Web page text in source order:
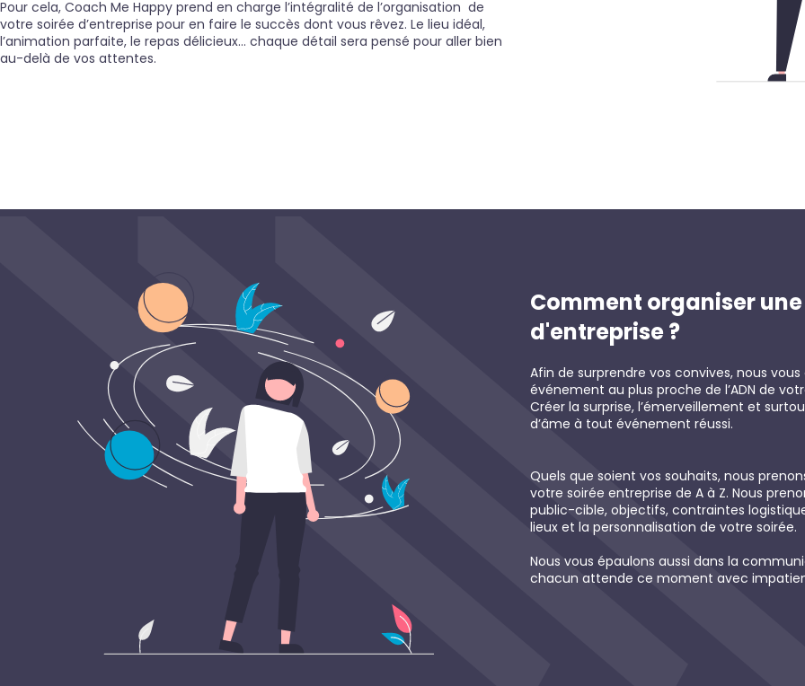
Pour cela, Coach Me Happy prend en charge l’intégralité de l’organisation de
votre soirée d’entreprise pour en faire le succès dont vous rêvez. Le lieu idéal,
l’animation parfaite, le repas délicieux… chaque détail sera pensé pour aller bien
au-delà de vos attentes.
Comment organiser
d'entreprise ?
Afin de surprendre vos convives, nous
événement au plus proche de l’ADN de
Créer la surprise, l’émerveillement et
d’âme à tout événement réussi.
Quels que soient vos souhaits, nous
votre soirée entreprise de A à Z. Nous
public-cible, objectifs, contraintes
lieux et la personnalisation de votre soirée.
Nous vous épaulons aussi dans la
chacun attende ce moment avec